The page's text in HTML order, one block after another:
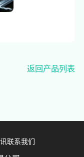
返回产品列表
联系我们